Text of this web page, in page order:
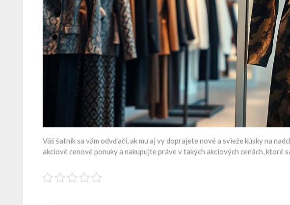
Váš šatník sa vám odvďačí, ak mu aj vy doprajete nové a svieže kúsky na
akciové cenové ponuky a nakupujte práve v takých akciových cenách, ktoré